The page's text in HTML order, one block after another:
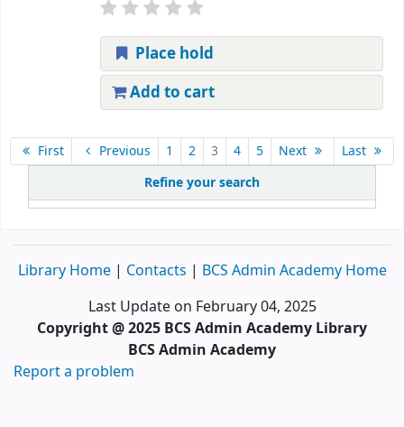
Refine your search
Place hold
Add to cart
First Previous 1 2 3 4 5 Next Last
Library Home | Contacts | BCS Admin Academy Home
Last Update on February 04, 2025
Copyright @ 2025 BCS Admin Academy Library
BCS Admin Academy
Report a problem